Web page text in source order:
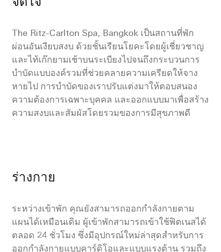
จิตใจ
The Ritz-Carlton Spa, Bangkok เป็นสถานที่พัก
ผ่อนอันเงียบสงบ ด้วยชั้นเรียนโยคะโดยผู้เชี่ยวชาญ
และไท้เก๊กยามเช้าบนระเบียงไปจนถึงกระบวนการ
บำบัดแบบองค์รวมที่ช่วยคลายความเครียดให้จาง
หายไป การบำบัดของเราปรับแต่งมาให้ตอบสนอง
ความต้องการเฉพาะบุคคล และออกแบบมาเพื่อสร้าง
ความสงบและสัมผัสโดยรวมของการมีสุขภาพดี
ร่างกาย
ระหว่างเข้าพัก คุณยังสามารถออกกำลังกายตาม
แผนได้เหมือนเดิม ผู้เข้าพักสามารถเข้าใช้ฟิตเนสได้
ตลอด 24 ชั่วโมง ซึ่งมีอุปกรณ์ใหม่ล่าสุดสำหรับการ
ออกกำลังกายแบบคาร์ดิโอและแบบแรงต้าน รวมถึง